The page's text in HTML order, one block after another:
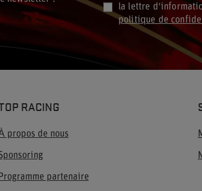
la lettre
politique de
RACING
propos de nous
Programme partenaire